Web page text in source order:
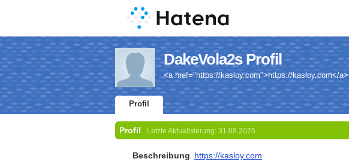
DakeVola2s Profil
<a href="https://kasloy.com">https://kasloy.com</a>
Profil
Profil Letzte Aktualisierung: 31.08.2025
Beschreibung https://kasloy.com